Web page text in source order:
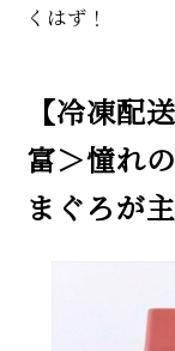
くはず！
【冷凍配
富＞憧れ
まぐろが